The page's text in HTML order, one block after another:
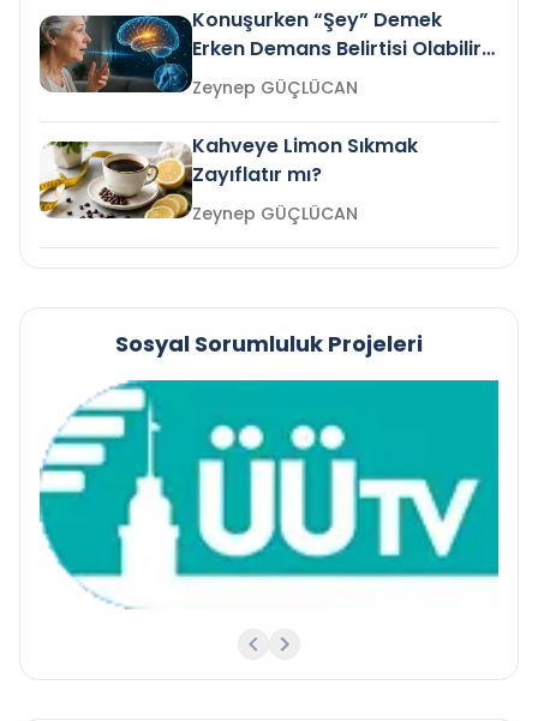
Konuşurken “Şey” Demek
Erken Demans Belirtisi Olabilir
mi?
Zeynep GÜÇLÜCAN
Kahveye Limon Sıkmak
Zayıflatır mı?
Zeynep GÜÇLÜCAN
Sosyal Sorumluluk Projeleri